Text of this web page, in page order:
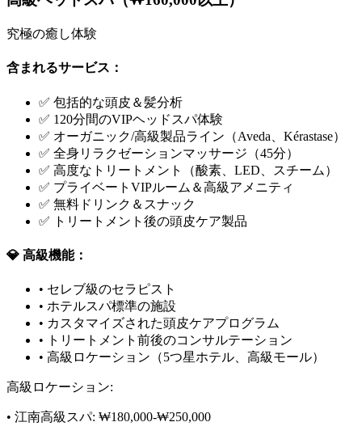
究極の癒し体験
含まれるサービス：
✅ 包括的な頭皮＆髪分析
✅ 120分間のVIPヘッドスパ体験
✅ オーガニック/高級製品ライン（Aveda、Kérastase）
✅ 全身リラクゼーションマッサージ（45分）
✅ 高度なトリートメント（酸素、LED、スチーム）
✅ プライベートVIPルーム＆高級アメニティ
✅ 無料ドリンク＆スナック
✅ トリートメント後の頭皮ケア製品
💎 高級機能：
• セレブ級のセラピスト
• ホテルスパ標準の施設
• カスタマイズされた頭皮ケアプログラム
• トリートメント前後のコンサルテーション
• 高級ロケーション（5つ星ホテル、高級モール）
高級ロケーション:
• 江南高級スパ: ₩180,000-₩250,000